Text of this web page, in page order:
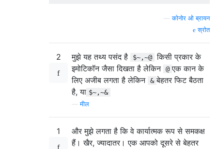
—कोनोर ओ ब्रायन
स्रोत
2 मुझे यह तथ्य पसंद है $~,~@ किसी प्रकार के
इमोटिकॉन जैसा दिखता है लेकिन @ एक कान के
लिए अजीब लगता है लेकिन & बेहतर फिट बैठता
है, या $~,~&
—मील
1
और मुझे लगता है कि वे कार्यात्मक रूप से समकक्ष
हैं। खैर, ज्यादातर। एक आपको दूसरे से बेहतर